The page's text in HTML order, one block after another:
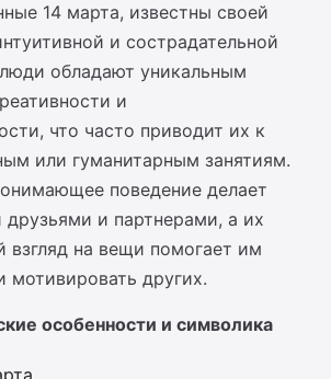
14 марта, известны своей
и сострадательной
обладают уникальным
и
что часто приводит их к
или гуманитарным занятиям.
поведение делает
и партнерами, а их
взгляд на вещи помогает им
мотивировать других.
особенности и символика